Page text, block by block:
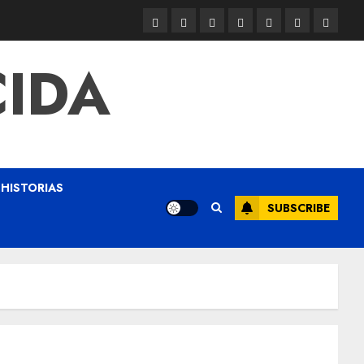
HISTORIAS
SUBSCRIBE